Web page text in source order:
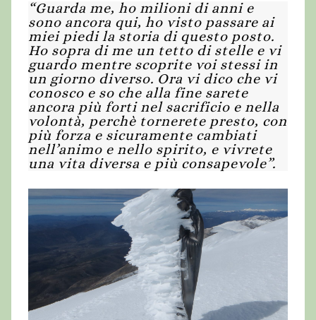
“Guarda me, ho milioni di anni e
sono ancora qui, ho visto passare ai
miei piedi la storia di questo posto.
Ho sopra di me un tetto di stelle e vi
guardo mentre scoprite voi stessi in
un giorno diverso. Ora vi dico che vi
conosco e so che alla fine sarete
ancora più forti nel sacrificio e nella
volontà, perchè tornerete presto, con
più forza e sicuramente cambiati
nell’animo e nello spirito, e vivrete
una vita diversa e più consapevole”.